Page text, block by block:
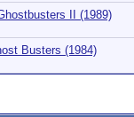
II (1989)
Busters (1984)